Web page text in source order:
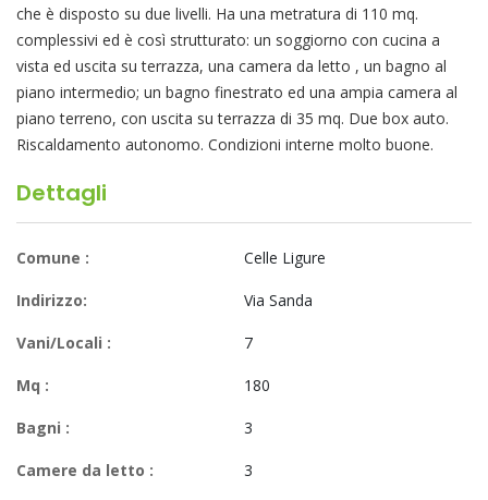
che è disposto su due livelli. Ha una metratura di 110 mq.
complessivi ed è così strutturato: un soggiorno con cucina a
vista ed uscita su terrazza, una camera da letto , un bagno al
piano intermedio; un bagno finestrato ed una ampia camera al
piano terreno, con uscita su terrazza di 35 mq. Due box auto.
Riscaldamento autonomo. Condizioni interne molto buone.
Dettagli
Comune : Celle Ligure
Indirizzo: Via Sanda
Vani/Locali : 7
Mq : 180
Bagni : 3
Camere da letto : 3